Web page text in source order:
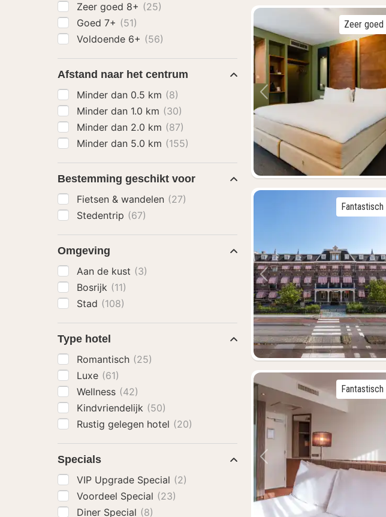
Vorige foto
Zeer goed
Vorige foto
Fantastisch
Vorige foto
Fantastisch
Zeer goed 8+ (25)
Goed 7+ (51)
Voldoende 6+ (56)
Afstand naar het centrum
Minder dan 0.5 km (8)
Minder dan 1.0 km (30)
Minder dan 2.0 km (87)
Minder dan 5.0 km (155)
Bestemming geschikt voor
Fietsen & wandelen (27)
Stedentrip (67)
Omgeving
Aan de kust (3)
Bosrijk (11)
Stad (108)
Type hotel
Romantisch (25)
Luxe (61)
Wellness (42)
Kindvriendelijk (50)
Rustig gelegen hotel (20)
Specials
VIP Upgrade Special (2)
Voordeel Special (23)
Diner Special (8)